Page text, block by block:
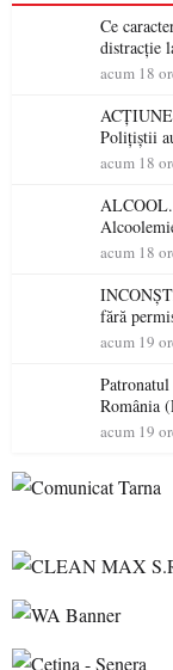
Ce
distracție
acum 18
Polițiștii
permis
acum 18
acum 18
fără
acum 19
România
electrică
acum 19